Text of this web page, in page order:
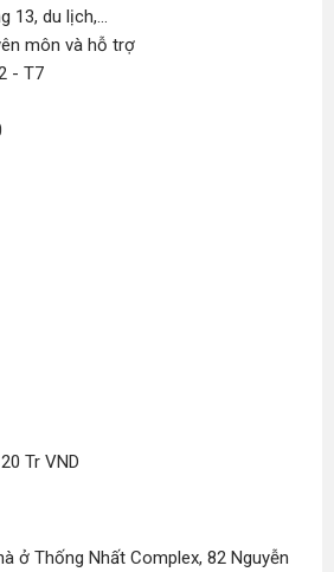
13, du lịch,...
môn và hỗ trợ
- T7
Tr VND
ở Thống Nhất Complex, 82 Nguyễn